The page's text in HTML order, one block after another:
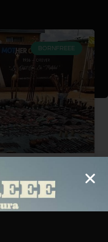
BORNFREEE
De Melo